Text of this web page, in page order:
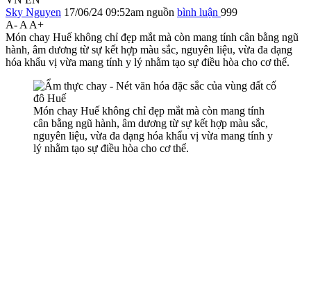
Sky Nguyen 17/06/24 09:52am nguồn bình luận 999
A- A A+
Món chay Huế không chỉ đẹp mắt mà còn mang tính cân bằng ngũ
hành, âm dương từ sự kết hợp màu sắc, nguyên liệu, vừa đa dạng
hóa khẩu vị vừa mang tính y lý nhằm tạo sự điều hòa cho c‌ơ th‌ể.
Món chay Huế không chỉ đẹp mắt mà còn mang tính
cân bằng ngũ hành, âm dương từ sự kết hợp màu sắc,
nguyên liệu, vừa đa dạng hóa khẩu vị vừa mang tính y
lý nhằm tạo sự điều hòa cho c‌ơ th‌ể.